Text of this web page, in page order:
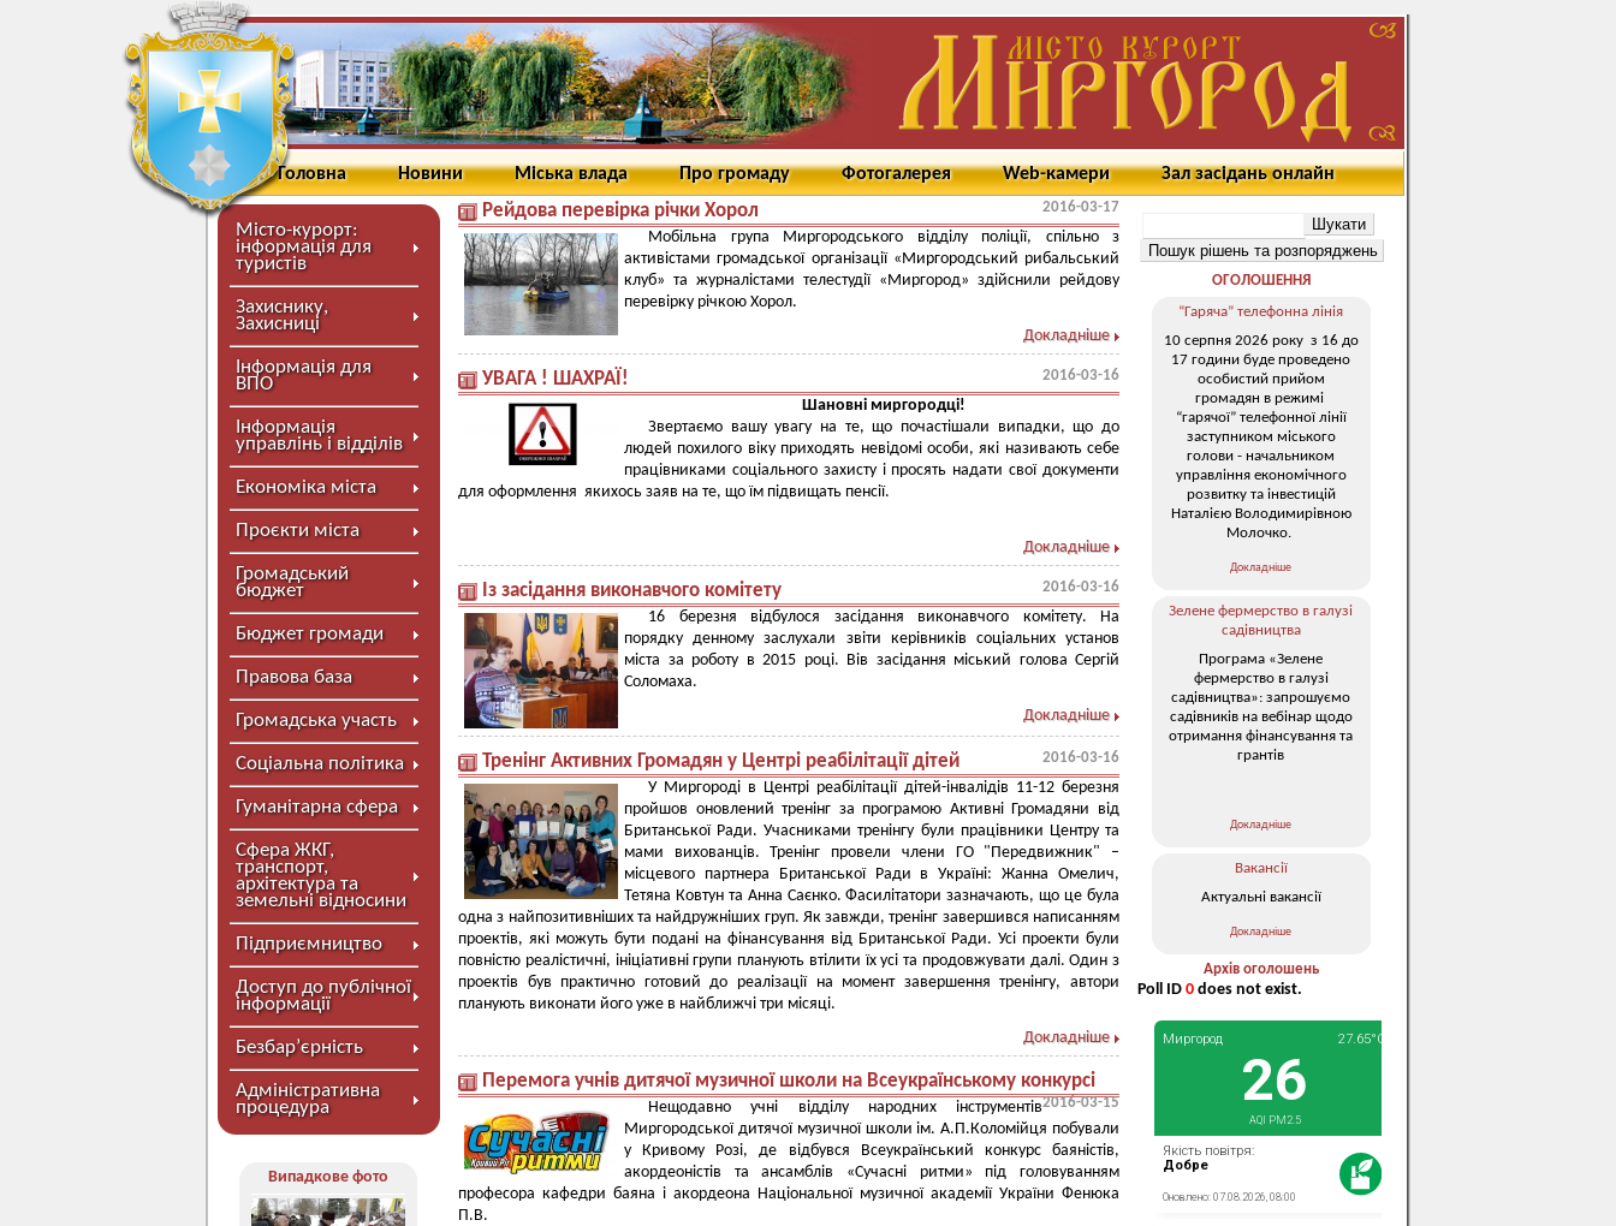
Головна Новини Міська влада Про громаду Фотогалерея Web-камери Зал засідань онлайн
Місто-курорт:
інформація для
туристів
Захиснику,
Захисниці
Інформація для
ВПО
Інформація
управлінь і відділів
Економіка міста
Проєкти міста
Громадський
бюджет
Бюджет громади
Правова база
Громадська участь
Соціальна політика
Гуманітарна сфера
Сфера ЖКГ,
транспорт,
архітектура та
земельні відносини
Підприємництво
Доступ до публічної
інформації
Безбар’єрність
Адміністративна
процедура
Випадкове фото
Рейдова перевірка річки Хорол 2016-03-17
Мобільна група Миргородського відділу поліції, спільно з
активістами громадської організації «Миргородський рибальський
клуб» та журналістами телестудії «Миргород» здійснили рейдову
перевірку річкою Хорол.
Докладніше
УВАГА ! ШАХРАЇ! 2016-03-16
Шановні миргородці!
Звертаємо вашу увагу на те, що почастішали випадки, що до
людей похилого віку приходять невідомі особи, які називають себе
працівниками соціального захисту і просять надати свої документи
для оформлення якихось заяв на те, що їм підвищать пенсії.
Докладніше
Із засідання виконавчого комітету 2016-03-16
16 березня відбулося засідання виконавчого комітету. На
порядку денному заслухали звіти керівників соціальних установ
міста за роботу в 2015 році. Вів засідання міський голова Сергій
Соломаха.
Докладніше
Тренінг Активних Громадян у Центрі реабілітації дітей 2016-03-16
У Миргороді в Центрі реабілітації дітей-інвалідів 11-12 березня
пройшов оновлений тренінг за програмою Активні Громадяни від
Британської Ради. Учасниками тренінгу були працівники Центру та
мами вихованців. Тренінг провели члени ГО "Передвижник" –
місцевого партнера Британської Ради в Україні: Жанна Омелич,
Тетяна Ковтун та Анна Саєнко. Фасилітатори зазначають, що це була
одна з найпозитивніших та найдружніших груп. Як завжди, тренінг завершився написанням
проектів, які можуть бути подані на фінансування від Британської Ради. Усі проекти були
повністю реалістичні, ініціативні групи планують втілити їх усі та продовжувати далі. Один з
проектів був практично готовий до реалізації на момент завершення тренінгу, автори
планують виконати його уже в найближчі три місяці.
Докладніше
Перемога учнів дитячої музичної школи на Всеукраїнському конкурсі
2016-03-15
Нещодавно учні відділу народних інструментів
Миргородської дитячої музичної школи ім. А.П.Коломійця побували
у Кривому Розі, де відбувся Всеукраїнський конкурс баяністів,
акордеоністів та ансамблів «Сучасні ритми» під головуванням
професора кафедри баяна і акордеона Національної музичної академії України Фенюка
П.В.
ОГОЛОШЕННЯ
“Гаряча” телефонна лінія
10 серпня 2026 року з 16 до
17 години буде проведено
особистий прийом
громадян в режимі
“гарячої” телефонної лінії
заступником міського
голови - начальником
управління економічного
розвитку та інвестицій
Наталією Володимирівною
Молочко.
Докладніше
Зелене фермерство в галузі
садівництва
Програма «Зелене
фермерство в галузі
садівництва»: запрошуємо
садівників на вебінар щодо
отримання фінансування та
грантів
Докладніше
Вакансії
Актуальні вакансії
Докладніше
Архів оголошень
Poll ID 0 does not exist.